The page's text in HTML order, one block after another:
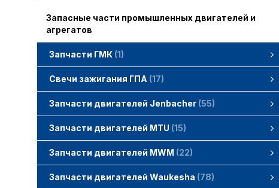
Запасные части промышленных двигателей и
агрегатов
Запчасти ГМК 1
Свечи зажигания ГПА 17
Запчасти двигателей Jenbacher 55
Запчасти двигателей MTU 15
Запчасти двигателей MWM 22
Запчасти двигателей Waukesha 78